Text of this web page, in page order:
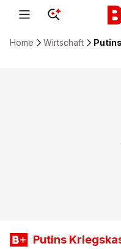
Home Wirtschaft
Putins